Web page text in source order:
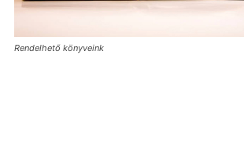
Rendelhető könyveink